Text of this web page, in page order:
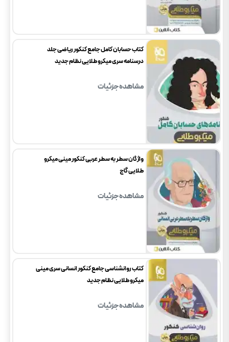
کتاب حسابان کامل جامع کنکور ریاضی جلد
درسنامه سری میکرو طلایی نظام جدید
مشاهده جزئیات
واژگان سطر به سطر عربی کنکور مینی میکرو
طلایی گاج
مشاهده جزئیات
کتاب روانشناسی جامع کنکور انسانی سری مینی
میکرو طلایی نظام جدید
مشاهده جزئیات